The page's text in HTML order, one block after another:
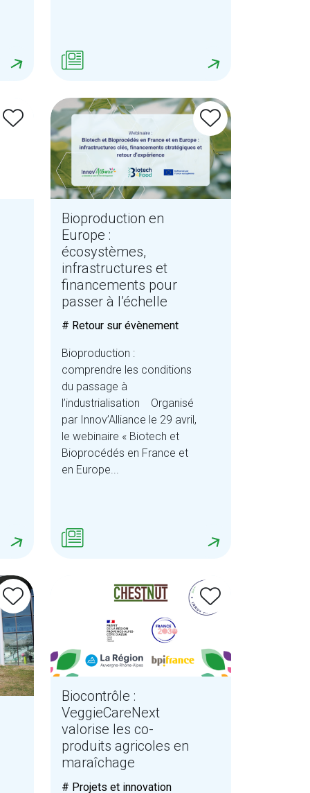
Bioproduction en
Europe :
écosystèmes,
infrastructures et
financements pour
passer à l’échelle
# Retour sur évènement
Bioproduction :
comprendre les conditions
du passage à
l’industrialisation Organisé
par Innov’Alliance le 29 avril,
le webinaire « Biotech et
Bioprocédés en France et
en Europe...
Biocontrôle :
VeggieCareNext
valorise les co-
produits agricoles en
maraîchage
# Projets et innovation